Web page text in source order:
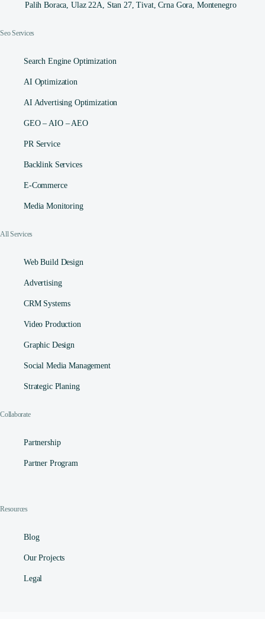
Palih Boraca, Ulaz 22A, Stan 27, Tivat, Crna Gora, Montenegro
Seo Services
Search Engine Optimization
AI Optimization
AI Advertising Optimization
GEO – AIO – AEO
PR Service
Backlink Services
E-Commerce
Media Monitoring
All Services
Web Build Design
Advertising
CRM Systems
Video Production
Graphic Design
Social Media Management​
Strategic Planing
Collaborate
Partnership
Partner Program
Resources
Blog
Our Projects
Legal